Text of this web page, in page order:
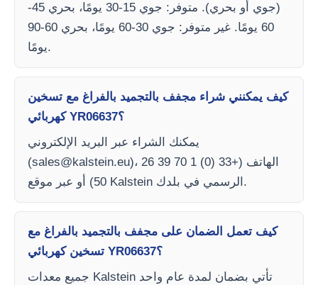
(جوي أو بحري). متوفر: جوي 15-30 يومًا، بحري 45-
60 يومًا. غير متوفر: جوي 30-60 يومًا، بحري 60-90
يومًا.
كيف يمكنني شراء مجفف بالتجميد بالفراغ مع تسخين
كهربائي YR06637؟
يمكنك الشراء عبر البريد الإلكتروني
(sales@kalstein.eu)، الهاتف (+33 (0) 1 70 39 26
50) أو عبر موقع Kalstein الرسمي في بلدك.
كيف تعمل الضمان على مجفف بالتجميد بالفراغ مع
تسخين كهربائي YR06637؟
جميع معدات Kalstein تأتي بضمان لمدة عام واحد